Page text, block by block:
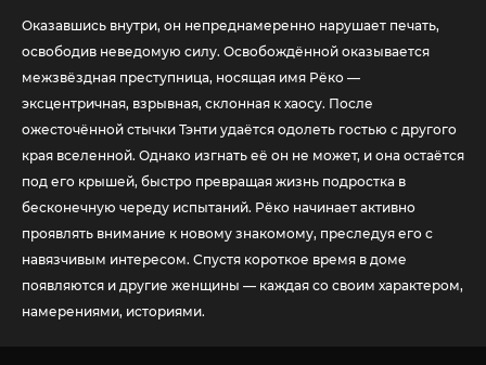
Оказавшись внутри, он непреднамеренно нарушает печать,
освободив неведомую силу. Освобождённой оказывается
межзвёздная преступница, носящая имя Рёко —
эксцентричная, взрывная, склонная к хаосу. После
ожесточённой стычки Тэнти удаётся одолеть гостью с другого
края вселенной. Однако изгнать её он не может, и она остаётся
под его крышей, быстро превращая жизнь подростка в
бесконечную череду испытаний. Рёко начинает активно
проявлять внимание к новому знакомому, преследуя его с
навязчивым интересом. Спустя короткое время в доме
появляются и другие женщины — каждая со своим характером,
намерениями, историями.